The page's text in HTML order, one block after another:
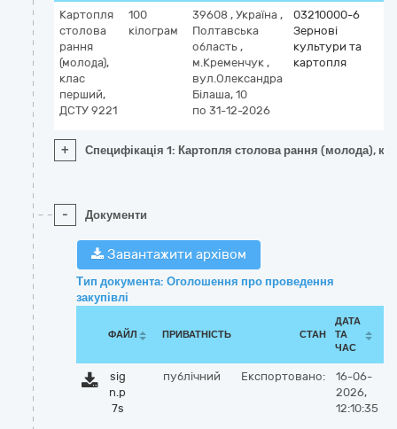
Картопля
столова
рання
(молода),
клас
перший,
ДСТУ 9221
100
кілограм
39608 , Україна ,
Полтавська
область ,
м.Кременчук ,
вул.Олександра
Білаша, 10
по 31-12-2026
03210000-6
Зернові
культури та
картопля
+ Специфікація 1: Картопля столова рання (молода),
- Документи
Завантажити архівом
Тип документа: Оголошення про проведення
закупівлі
ФАЙЛ ПРИВАТНІСТЬ СТАН
ДАТА
ТА
ЧАС
sig
n.p
7s
публічний Експортовано:
16-06-
2026,
12:10:35